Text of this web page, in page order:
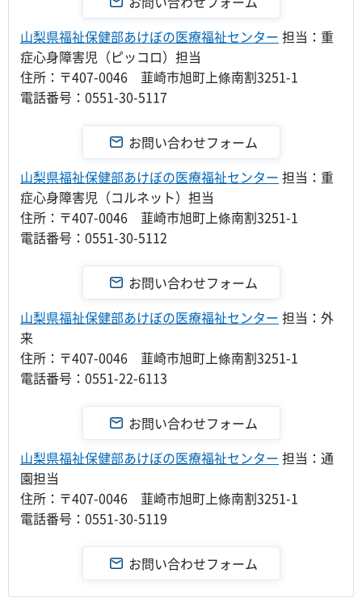
山梨県福祉保健部あけぼの医療福祉センター 担当：重
症心身障害児（ピッコロ）担当
住所：〒407-0046 韮崎市旭町上條南割3251-1
電話番号：0551-30-5117
山梨県福祉保健部あけぼの医療福祉センター 担当：重
症心身障害児（コルネット）担当
住所：〒407-0046 韮崎市旭町上條南割3251-1
電話番号：0551-30-5112
山梨県福祉保健部あけぼの医療福祉センター 担当：外
来
住所：〒407-0046 韮崎市旭町上條南割3251-1
電話番号：0551-22-6113
山梨県福祉保健部あけぼの医療福祉センター 担当：通
園担当
住所：〒407-0046 韮崎市旭町上條南割3251-1
電話番号：0551-30-5119